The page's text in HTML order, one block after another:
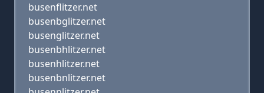
busenflitzer.net
busenbglitzer.net
busenglitzer.net
busenbhlitzer.net
busenhlitzer.net
busenbnlitzer.net